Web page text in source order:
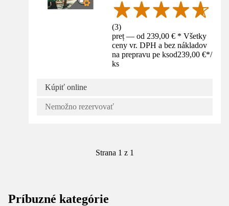
(3)
preț — od 239,00 € * Všetky
ceny vr. DPH a bez nákladov
na prepravu pe ksod239,00 €*/
ks
Kúpiť online
Nemožno rezervovať
Strana 1 z 1
Príbuzné kategórie